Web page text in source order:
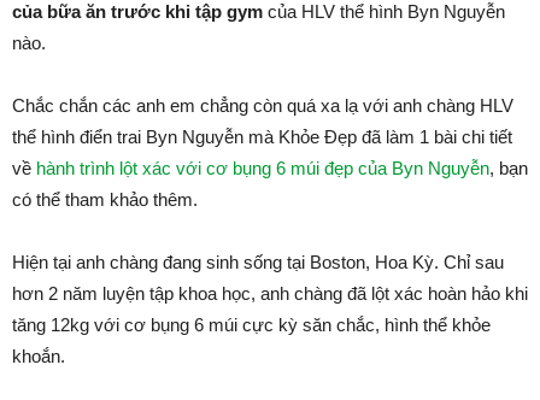
của bữa ăn trước khi tập gym của HLV thể hình Byn Nguyễn
nào.
Chắc chắn các anh em chẳng còn quá xa lạ với anh chàng HLV
thể hình điển trai Byn Nguyễn mà Khỏe Đẹp đã làm 1 bài chi tiết
về hành trình lột xác với cơ bụng 6 múi đẹp của Byn Nguyễn, bạn
có thể tham khảo thêm.
Hiện tại anh chàng đang sinh sống tại Boston, Hoa Kỳ. Chỉ sau
hơn 2 năm luyện tập khoa học, anh chàng đã lột xác hoàn hảo khi
tăng 12kg với cơ bụng 6 múi cực kỳ săn chắc, hình thể khỏe
khoắn.